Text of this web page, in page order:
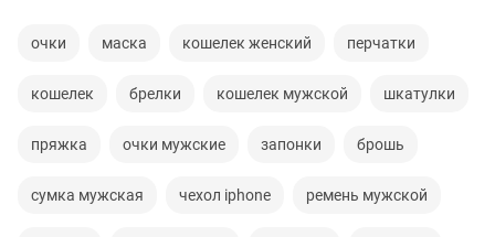
очки маска кошелек женский перчатки
кошелек брелки кошелек мужской шкатулки
пряжка очки мужские запонки брошь
сумка мужская чехол iphone ремень мужской